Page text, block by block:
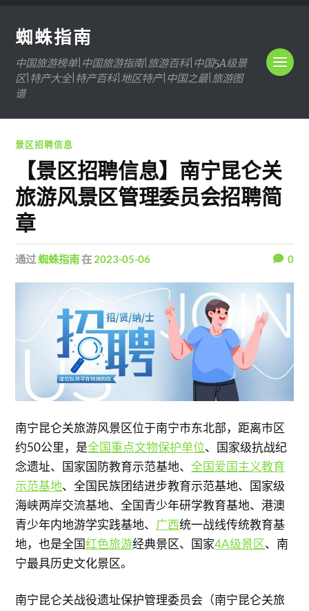
蜘蛛指南
中国旅游榜单|中国旅游指南|旅游百科|中国5A级景
区|特产大全|特产百科|地区特产|中国之最|旅游图
谱
景区招聘信息
【景区招聘信息】南宁昆仑关
旅游风景区管理委员会招聘简
章
通过蜘蛛指南在 2023-05-06 0
南宁昆仑关旅游风景区位于南宁市东北部，距离市区
约50公里，是全国重点文物保护单位、国家级抗战纪
念遗址、国家国防教育示范基地、全国爱国主义教育
示范基地、全国民族团结进步教育示范基地、国家级
海峡两岸交流基地、全国青少年研学教育基地、港澳
青少年内地游学实践基地、 广西统一战线传统教育基
地，也是全国红色旅游经典景区、国家4A级景区、南
宁最具历史文化景区。
南宁昆仑关战役遗址保护管理委员会（南宁昆仑关旅